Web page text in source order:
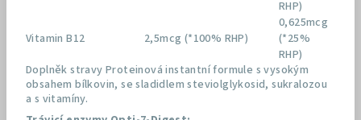
RHP)
Vitamin B12
2,5mcg (*100% RHP)
0,625mcg
(*25%
RHP)
Doplněk stravy Proteinová instantní formule s vysokým
obsahem bílkovin, se sladidlem steviolglykosid, sukralozou
a s vitamíny.